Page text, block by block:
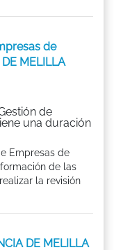
de
MELILLA
de
una duración
Empresas de
de las
la revisión
DE MELILLA